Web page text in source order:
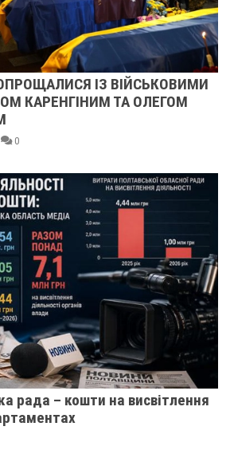
ІЗ ВІЙСЬКОВИМИ
ТА ОЛЕГОМ
рада – кошти на висвітлення